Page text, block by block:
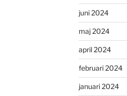
juni 2024
maj 2024
april 2024
februari 2024
januari 2024